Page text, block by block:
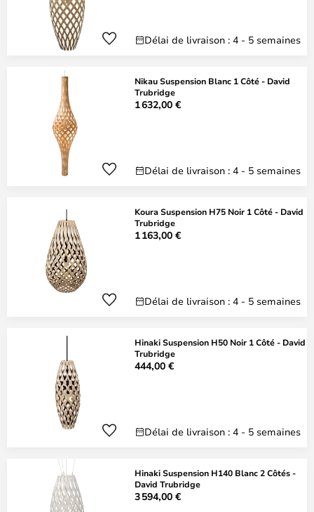
Délai de livraison : 4 - 5 semaines
Nikau Suspension Blanc 1 Côté - David
Trubridge
1 632,00 €
Délai de livraison : 4 - 5 semaines
Koura Suspension H75 Noir 1 Côté - David
Trubridge
1 163,00 €
Délai de livraison : 4 - 5 semaines
Hinaki Suspension H50 Noir 1 Côté - David
Trubridge
444,00 €
Délai de livraison : 4 - 5 semaines
Hinaki Suspension H140 Blanc 2 Côtés -
David Trubridge
3 594,00 €